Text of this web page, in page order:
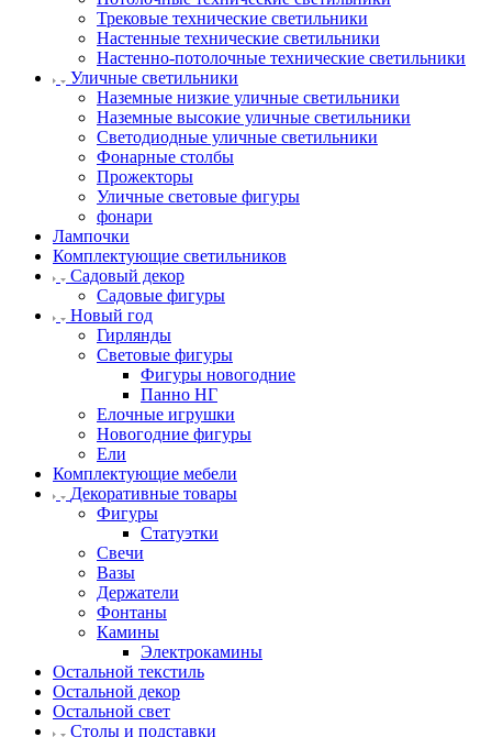
Трековые технические светильники
Настенные технические светильники
Настенно-потолочные технические светильники
Уличные светильники
Наземные низкие уличные светильники
Наземные высокие уличные светильники
Светодиодные уличные светильники
Фонарные столбы
Прожекторы
Уличные световые фигуры
фонари
Лампочки
Комплектующие светильников
Садовый декор
Садовые фигуры
Новый год
Гирлянды
Световые фигуры
Фигуры новогодние
Панно НГ
Елочные игрушки
Новогодние фигуры
Ели
Комплектующие мебели
Декоративные товары
Фигуры
Статуэтки
Свечи
Вазы
Держатели
Фонтаны
Камины
Электрокамины
Остальной текстиль
Остальной декор
Остальной свет
Столы и подставки